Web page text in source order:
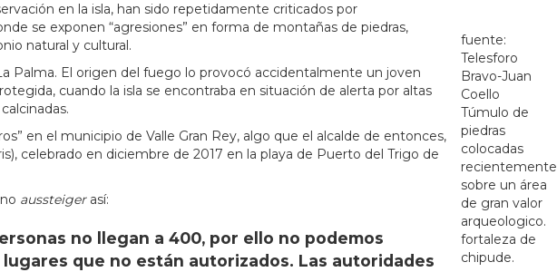
fuente:
Telesforo
Bravo-Juan
Coello
Túmulo de
piedras
colocadas
recientemente
sobre un área
de gran valor
arqueologico.
fortaleza de
chipude.
en la isla, han sido repetidamente criticados por
se exponen “agresiones” en forma de montañas de piedras,
natural y cultural.
Palma. El origen del fuego lo provocó accidentalmente un joven
cuando la isla se encontraba en situación de alerta por altas
en el municipio de Valle Gran Rey, algo que el alcalde de entonces,
celebrado en diciembre de 2017 en la playa de Puerto del Trigo de
aussteigerasí:
no llegan a 400, por ello no podemos
que no están autorizados. Las autoridades